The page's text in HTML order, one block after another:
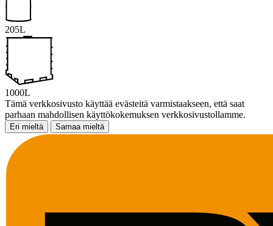
205L
1000L
Tämä verkkosivusto käyttää evästeitä varmistaakseen, että saat
parhaan mahdollisen käyttökokemuksen verkkosivustollamme.
Eri mieltä Samaa mieltä